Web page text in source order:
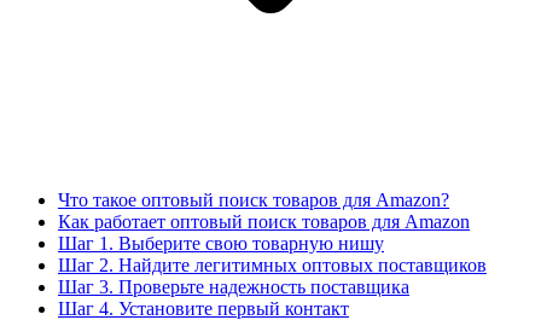
Что такое оптовый поиск товаров для Amazon?
Как работает оптовый поиск товаров для Amazon
Шаг 1. Выберите свою товарную нишу
Шаг 2. Найдите легитимных оптовых поставщиков
Шаг 3. Проверьте надежность поставщика
Шаг 4. Установите первый контакт